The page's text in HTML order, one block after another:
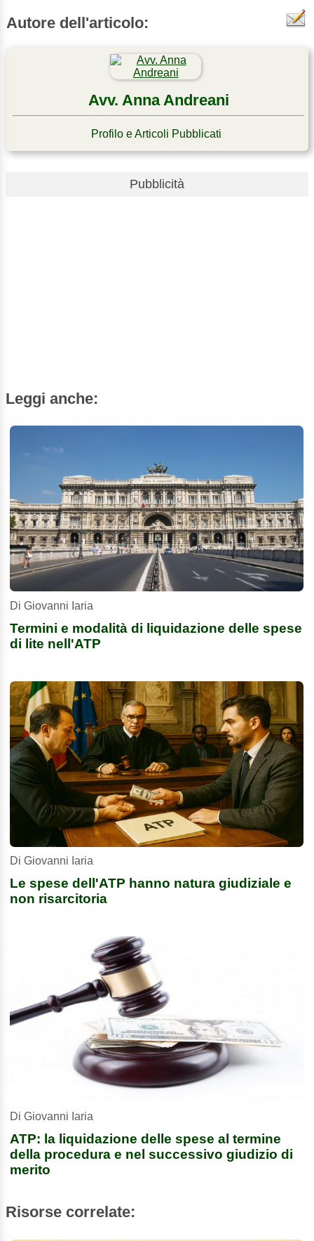
Autore dell'articolo:
Avv. Anna Andreani
Profilo e Articoli Pubblicati
Pubblicità
Leggi anche:
Di Giovanni Iaria
Termini e modalità di liquidazione delle spese
di lite nell'ATP
Di Giovanni Iaria
Le spese dell'ATP hanno natura giudiziale e
non risarcitoria
Di Giovanni Iaria
ATP: la liquidazione delle spese al termine
della procedura e nel successivo giudizio di
merito
Risorse correlate: